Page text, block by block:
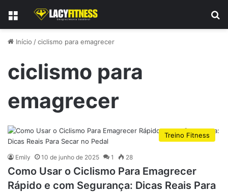
Menu
Início /ciclismo para emagrecer
ciclismo para
emagrecer
Treino Fitness
Emily 10 de junho de 2025 1 28
Como Usar o Ciclismo Para Emagrecer
Rápido e com Segurança: Dicas Reais Para